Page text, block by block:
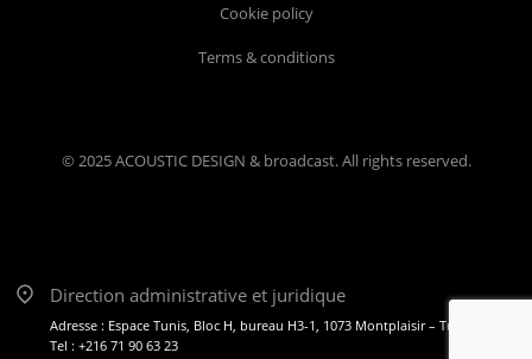
© 2025 ACOUSTIC DESIGN & broadcast. All rights reserved.
Cookie policy
Terms & conditions
Direction administrative et juridique
Adresse : Espace Tunis, Bloc H, bureau H3-1, 1073 Montplaisir – Tunis
Tel : +216 71 90 63 23